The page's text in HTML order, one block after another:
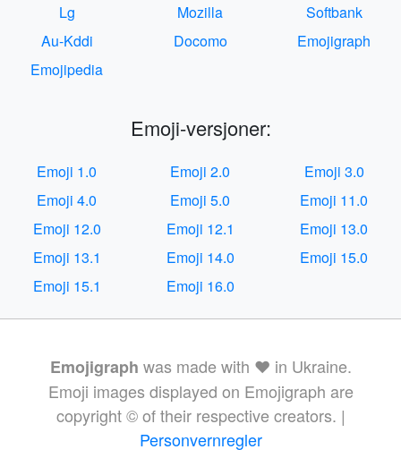
Lg
Mozilla
Softbank
Au-Kddi
Docomo
Emojigraph
Emojipedia
Emoji-versjoner:
Emoji 1.0 Emoji 2.0
Emoji 3.0
Emoji 4.0
Emoji 5.0
Emoji 11.0
Emoji 12.0
Emoji 12.1
Emoji 13.0
Emoji 13.1
Emoji 14.0
Emoji 15.0
Emoji 15.1
Emoji 16.0
Emojigraph was made with ❤️ in Ukraine.
Emoji images displayed on Emojigraph are
copyright © of their respective creators. |
Personvernregler